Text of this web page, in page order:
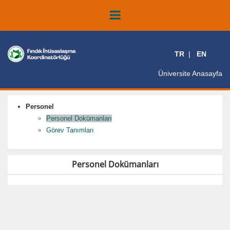
TR EN
Üniversite Anasayfa
Personel
Personel Dokümanları
Görev Tanımları
Personel Dokümanları